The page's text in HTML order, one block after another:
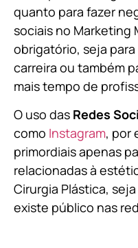
quanto para fazer
sociais no Marketing
obrigatório, seja
carreira ou também
mais tempo de
O uso das Redes
como Instagram, por
primordiais apenas
relacionadas à
Cirurgia Plástica, s
existe público nas